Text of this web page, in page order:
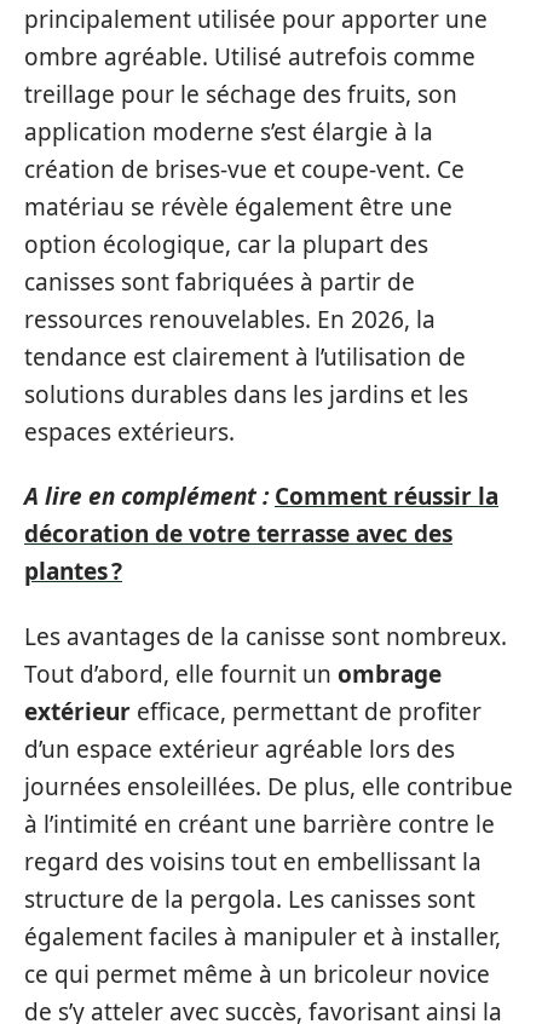
principalement utilisée pour apporter une
ombre agréable. Utilisé autrefois comme
treillage pour le séchage des fruits, son
application moderne s’est élargie à la
création de brises-vue et coupe-vent. Ce
matériau se révèle également être une
option écologique, car la plupart des
canisses sont fabriquées à partir de
ressources renouvelables. En 2026, la
tendance est clairement à l’utilisation de
solutions durables dans les jardins et les
espaces extérieurs.
A lire en complément : Comment réussir la
décoration de votre terrasse avec des
plantes ?
Les avantages de la canisse sont nombreux.
Tout d’abord, elle fournit un ombrage
extérieur efficace, permettant de profiter
d’un espace extérieur agréable lors des
journées ensoleillées. De plus, elle contribue
à l’intimité en créant une barrière contre le
regard des voisins tout en embellissant la
structure de la pergola. Les canisses sont
également faciles à manipuler et à installer,
ce qui permet même à un bricoleur novice
de s’y atteler avec succès, favorisant ainsi la